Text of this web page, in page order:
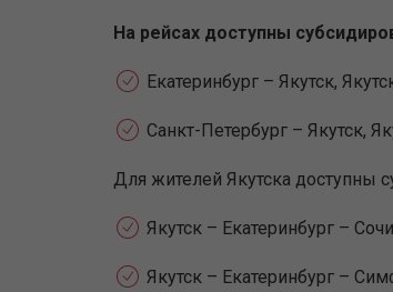
На рейсах доступны
Екатеринбург – Якутск,
Санкт-Петербург – Якутск,
Для жителей Якутска доступны
Якутск – Екатеринбург –
Якутск – Екатеринбург –